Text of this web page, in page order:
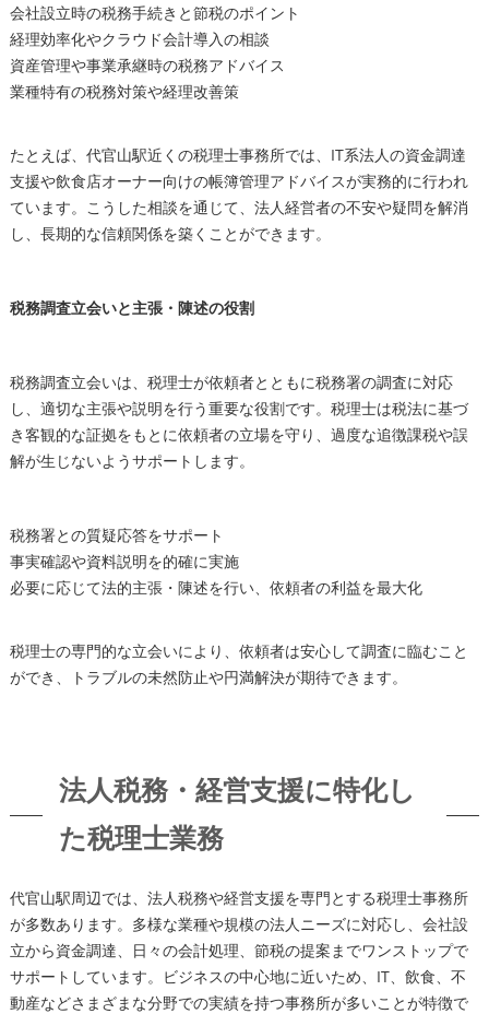
会社設立時の税務手続きと節税のポイント
経理効率化やクラウド会計導入の相談
資産管理や事業承継時の税務アドバイス
業種特有の税務対策や経理改善策
たとえば、代官山駅近くの税理士事務所では、IT系法人の資金調達
支援や飲食店オーナー向けの帳簿管理アドバイスが実務的に行われ
ています。こうした相談を通じて、法人経営者の不安や疑問を解消
し、長期的な信頼関係を築くことができます。
税務調査立会いと主張・陳述の役割
税務調査立会いは、税理士が依頼者とともに税務署の調査に対応
し、適切な主張や説明を行う重要な役割です。税理士は税法に基づ
き客観的な証拠をもとに依頼者の立場を守り、過度な追徴課税や誤
解が生じないようサポートします。
税務署との質疑応答をサポート
事実確認や資料説明を的確に実施
必要に応じて法的主張・陳述を行い、依頼者の利益を最大化
税理士の専門的な立会いにより、依頼者は安心して調査に臨むこと
ができ、トラブルの未然防止や円満解決が期待できます。
法人税務・経営支援に特化し
た税理士業務
代官山駅周辺では、法人税務や経営支援を専門とする税理士事務所
が多数あります。多様な業種や規模の法人ニーズに対応し、会社設
立から資金調達、日々の会計処理、節税の提案までワンストップで
サポートしています。ビジネスの中心地に近いため、IT、飲食、不
動産などさまざまな分野での実績を持つ事務所が多いことが特徴で